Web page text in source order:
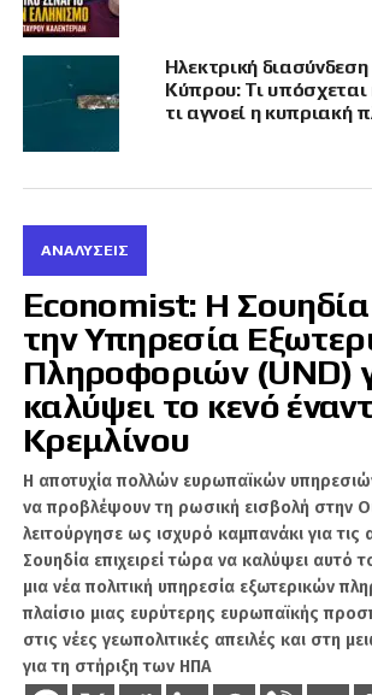
Η ιστορία συνεχίζει να
τη στρατηγική
τις ιστορικές ρίζες της
αντιπαλότητας. Η κατάρρευση
Αυτοκρατορίας, ο
του 1919-1922 και η Συνθήκη της
1923 διαμόρφωσαν το πλαίσιο
εξελίσσονται μέχρι σήμερα οι
Αιγαίο και την Κύπρο.
Ο Rajan Kochhar σημειώνει ότι η
μνήμη παραμένει καθοριστικός
και για τις δύο πλευρές. Στην
συλλογική συνείδηση, η
συνδέεται με καταπίεση και
Τουρκία η ελληνική εκστρατεία
Ασία και τα σχέδια διαμελισμού
μετά τον Α’ Παγκόσμιο Πόλεμο
να αντιμετωπίζονται ως
Ηλεκτρική
Κύπρου: Τι υπόσχεται
τι αγνοεί η κυπριακή
ΑΝΑΛΎΣΕΙΣ
Economist: Η Σουηδία
την Υπηρεσία
Πληροφοριών (UND)
καλύψει το κενό
Κρεμλίνου
Η αποτυχία πολλών ευρωπαϊκών
να προβλέψουν τη ρωσική εισβολή στην
λειτούργησε ως ισχυρό καμπανάκι για τις
Σουηδία επιχειρεί τώρα να καλύψει αυτό
μια νέα πολιτική υπηρεσία εξωτερικών
πλαίσιο μιας ευρύτερης ευρωπαϊκής
στις νέες γεωπολιτικές απειλές και στη
για τη στήριξη των ΗΠΑ